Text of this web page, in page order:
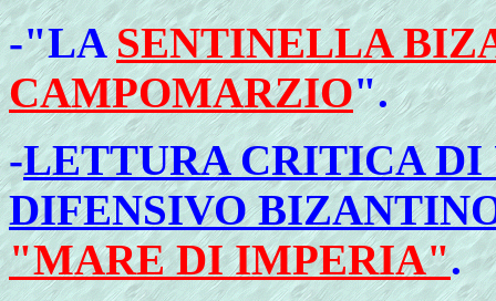
-"LASENTINELLA
CAMPOMARZIO".
-LETTURA CRITICA DI
DIFENSIVO
"MARE DI IMPERIA".